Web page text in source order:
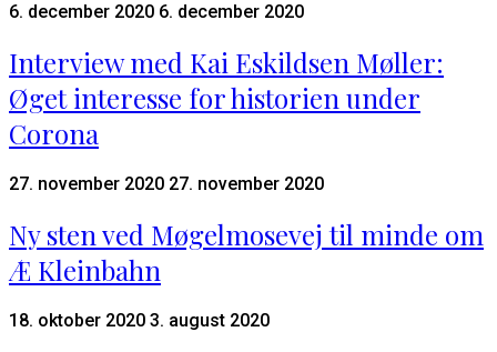
6. december 2020 6. december 2020
Interview med Kai Eskildsen Møller:
Øget interesse for historien under
Corona
27. november 2020 27. november 2020
Ny sten ved Møgelmosevej til minde om
Æ Kleinbahn
18. oktober 2020 3. august 2020